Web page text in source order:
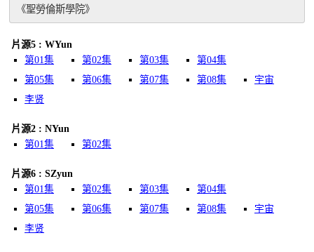
《聖勞倫斯學院》
片源5 : WYun
第01集
第02集 第03集
第04集
第05集
第06集 第07集 第08集
宇宙
李贤
片源2 : NYun
第01集
第02集
片源6 : SZyun
第01集
第02集 第03集
第04集
第05集
第06集 第07集 第08集
宇宙
李贤